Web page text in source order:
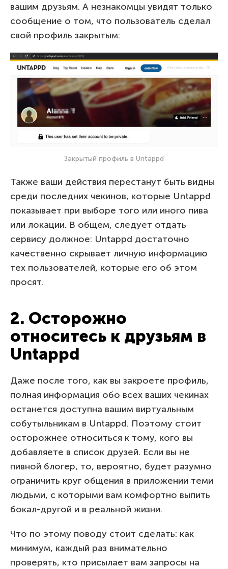
вашим друзьям. А незнакомцы увидят только
сообщение о том, что пользователь сделал
свой профиль закрытым:
Закрытый профиль в Untappd
Также ваши действия перестанут быть видны
среди последних чекинов, которые Untappd
показывает при выборе того или иного пива
или локации. В общем, следует отдать
сервису должное: Untappd достаточно
качественно скрывает личную информацию
тех пользователей, которые его об этом
просят.
2. Осторожно
относитесь к друзьям в
Untappd
Даже после того, как вы закроете профиль,
полная информация обо всех ваших чекинах
останется доступна вашим виртуальным
собутыльникам в Untappd. Поэтому стоит
осторожнее относиться к тому, кого вы
добавляете в список друзей. Если вы не
пивной блогер, то, вероятно, будет разумно
ограничить круг общения в приложении теми
людьми, с которыми вам комфортно выпить
бокал-другой и в реальной жизни.
Что по этому поводу стоит сделать: как
минимум, каждый раз внимательно
проверять, кто присылает вам запросы на